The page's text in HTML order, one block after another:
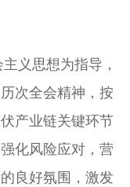
次全会精神，按
产业链关键环节
化风险应对，营
良好氛围，激发